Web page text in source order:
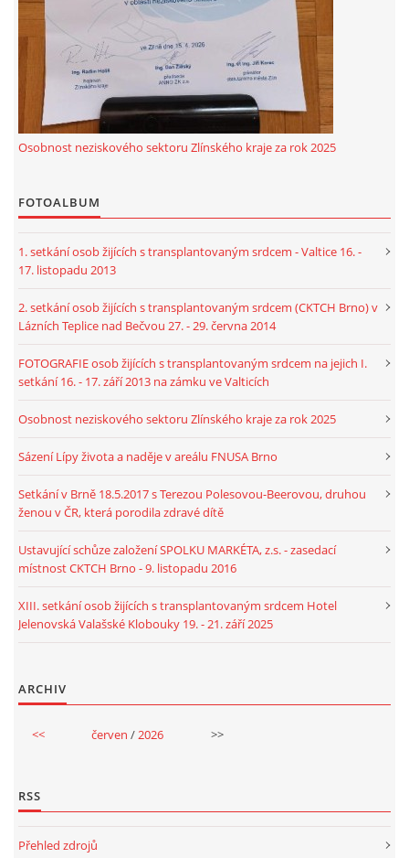
Osobnost neziskového sektoru Zlínského kraje za rok 2025
FOTOALBUM
1. setkání osob žijících s transplantovaným srdcem - Valtice 16. -
17. listopadu 2013
2. setkání osob žijících s transplantovaným srdcem (CKTCH Brno) v
Lázních Teplice nad Bečvou 27. - 29. června 2014
FOTOGRAFIE osob žijících s transplantovaným srdcem na jejich I.
setkání 16. - 17. září 2013 na zámku ve Valticích
Osobnost neziskového sektoru Zlínského kraje za rok 2025
Sázení Lípy života a naděje v areálu FNUSA Brno
Setkání v Brně 18.5.2017 s Terezou Polesovou-Beerovou, druhou
ženou v ČR, která porodila zdravé dítě
Ustavující schůze založení SPOLKU MARKÉTA, z.s. - zasedací
místnost CKTCH Brno - 9. listopadu 2016
XIII. setkání osob žijících s transplantovaným srdcem Hotel
Jelenovská Valašské Klobouky 19. - 21. září 2025
ARCHIV
<< červen / 2026 >>
RSS
Přehled zdrojů